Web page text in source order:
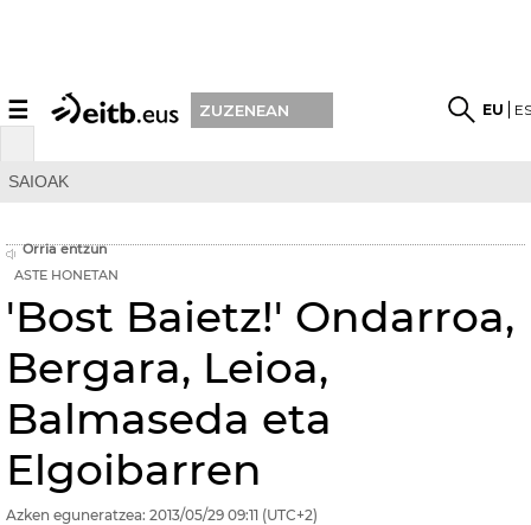
☰ ZUZENEAN EU
SAIOAK
Orria entzun
ASTE HONETAN
'Bost Baietz!' Ondarroa,
Bergara, Leioa,
Balmaseda eta
Elgoibarren
Azken eguneratzea: 2013/05/29 09:11 (UTC+2)